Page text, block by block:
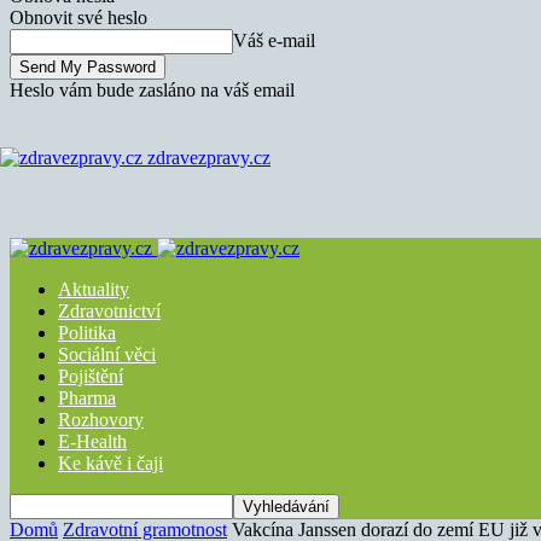
Obnovit své heslo
Váš e-mail
Heslo vám bude zasláno na váš email
zdravezpravy.cz
Aktuality
Zdravotnictví
Politika
Sociální věci
Pojištění
Pharma
Rozhovory
E-Health
Ke kávě i čaji
Domů Zdravotní gramotnost Vakcína Janssen dorazí do zemí EU již